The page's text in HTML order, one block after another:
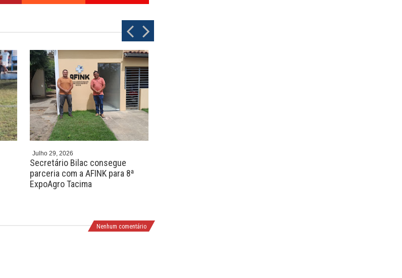
Julho 29, 2026
Secretário Bilac consegue
parceria com a AFINK para 8ª
ExpoAgro Tacima
P
r
e
v
N
e
x
t
Nenhum comentário